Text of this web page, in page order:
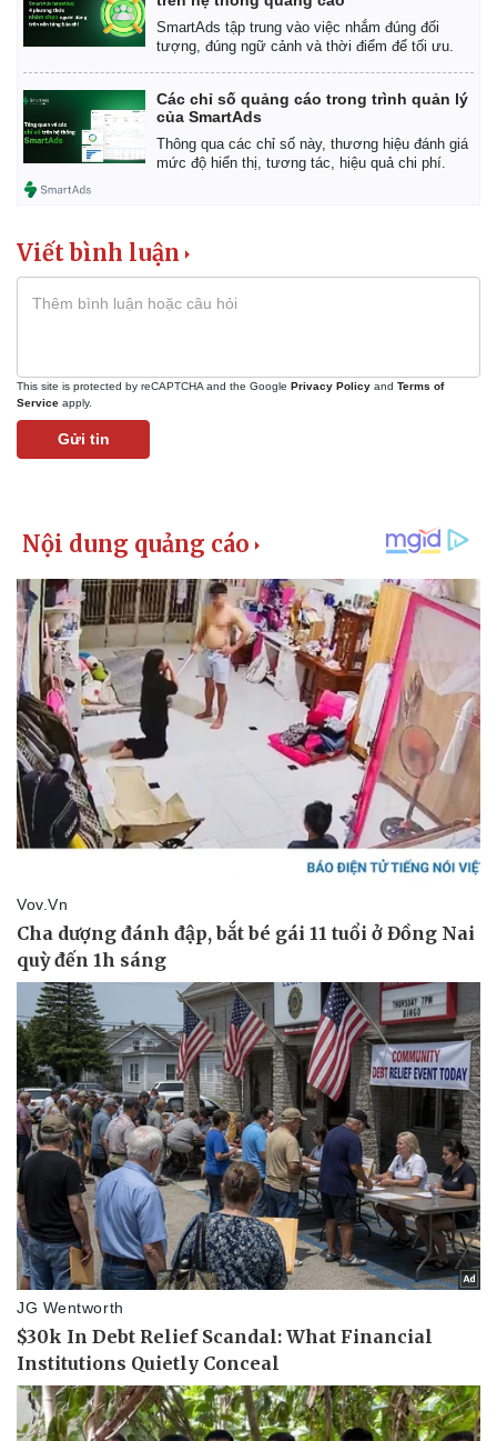
Bất động sản
Khởi nghiệp
Thị trường
Giá vàng
Tiêu dùng
Chứng khoán
Giá cà phê
Pháp luật
Vụ án
Tin nóng
Tư vấn luật
Quân sự - Quốc phòng
Vũ khí
Việt Nam
SmartAds tập trung vào việc nhắm đúng đối
tượng, đúng ngữ cảnh và thời điểm để tối ưu.
Các chỉ số quảng cáo trong trình quản lý
của SmartAds
Thông qua các chỉ số này, thương hiệu đánh giá
mức độ hiển thị, tương tác, hiệu quả chi phí.
Viết bình luận
This site is protected by reCAPTCHA and the Google Privacy Policy and Terms of
Service apply.
Gửi tin